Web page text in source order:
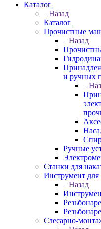
Каталог
Назад
Каталог
Прочистные
Назад
и ручных
Ручные
Станки для
Инструмент для
Назад
Слесарно-